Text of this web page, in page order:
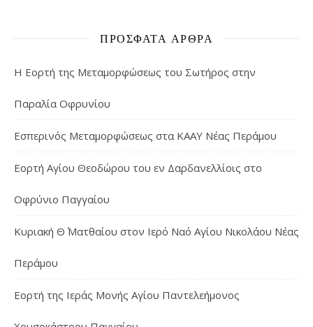
ΠΡΌΣΦΑΤΑ ΆΡΘΡΑ
Η Εορτή της Μεταμορφώσεως του Σωτήρος στην
Παραλία Οφρυνίου
Εσπερινός Μεταμορφώσεως στα ΚΑΑΥ Νέας Περάμου
Εορτή Αγίου Θεοδώρου του εν Δαρδανελλίοις στο
Οφρύνιο Παγγαίου
Κυριακή Θ΄ Ματθαίου στον Ιερό Ναό Αγίου Νικολάου Νέας
Περάμου
Εορτή της Ιεράς Μονής Αγίου Παντελεήμονος